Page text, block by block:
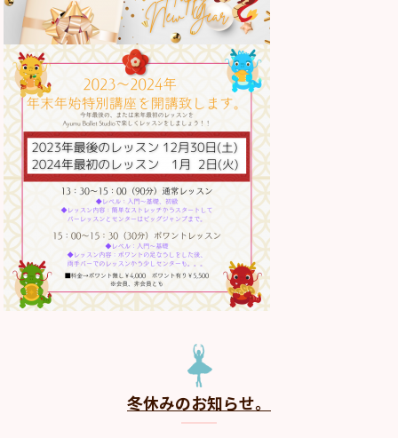
冬休みのお知らせ。